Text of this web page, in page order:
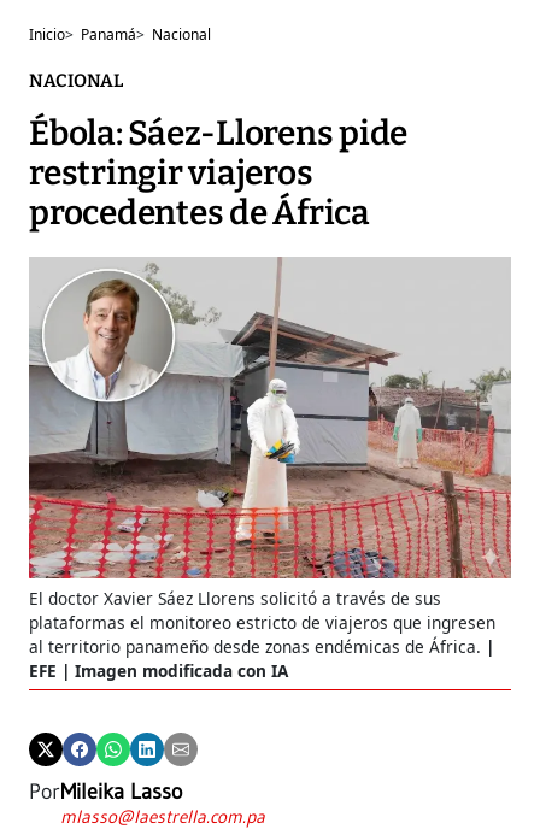
Inicio> Panamá> Nacional
NACIONAL
Ébola: Sáez-Llorens pide
restringir viajeros
procedentes de África
El doctor Xavier Sáez Llorens solicitó a través de sus
plataformas el monitoreo estricto de viajeros que ingresen
al territorio panameño desde zonas endémicas de África.
EFE | Imagen modificada con IA
PorMileika Lasso
mlasso@laestrella.com.pa